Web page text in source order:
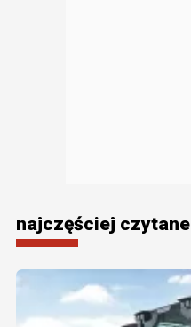
najczęściej czytane